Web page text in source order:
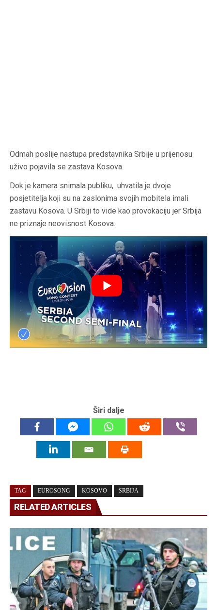
Odmah poslije nastupa predstavnika Srbije u prijenosu
uživo pojavila se zastava Kosova.
Dok je kamera snimala publiku, uhvatila je dvoje
posjetitelja koji su na zaslonima svojih mobitela imali
zastavu Kosova. U Srbiji to vide kao provokaciju jer Srbija
ne priznaje neovisnost Kosova.
Širi dalje
TAG EUROSONG KOSOVO SRBIJA
RELATED ARTICLES